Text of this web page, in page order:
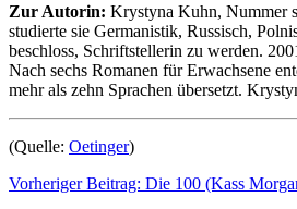
Zur Autorin: Krystyna Kuhn, Nummer
studierte sie Germanistik, Russisch,
beschloss, Schriftstellerin zu werden.
Nach sechs Romanen für Erwachsene
mehr als zehn Sprachen übersetzt.
(Quelle: Oetinger)
Vorheriger Beitrag: Die 100 (Kass